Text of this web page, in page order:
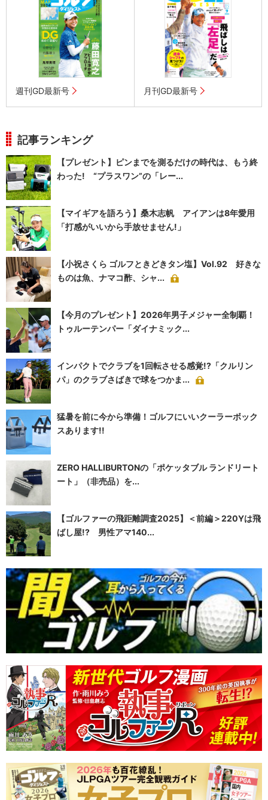
週刊GD最新号 月刊GD最新号
記事ランキング
【プレゼント】ピンまでを測るだけの時代は、もう終
わった! “プラスワン”の「レー...
【マイギアを語ろう】桑木志帆 アイアンは8年愛用
「打感がいいから手放せません!」
【小祝さくら ゴルフときどきタン塩】Vol.92 好きな
ものは魚、ナマコ酢、シャ...
【今月のプレゼント】2026年男子メジャー全制覇！
トゥルーテンパー「ダイナミック...
インパクトでクラブを1回転させる感覚!?「クルリン
パ」のクラブさばきで球をつかま...
猛暑を前に今から準備！ゴルフにいいクーラーボック
スあります!!
ZERO HALLIBURTONの「ポケッタブル ランドリート
ート」（非売品）を...
【ゴルファーの飛距離調査2025】＜前編＞220Yは飛
ばし屋!? 男性アマ140...